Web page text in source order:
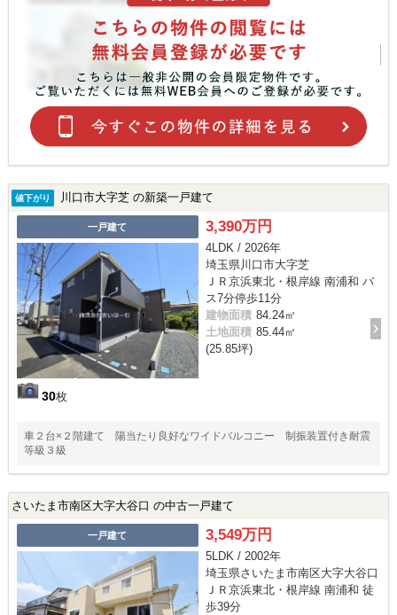
値下がり 川口市大字芝 の新築一戸建て
一戸建て
30枚
3,390万円
4LDK / 2026年
埼玉県川口市大字芝
ＪＲ京浜東北・根岸線 南浦和 バ
ス7分停歩11分
建物面積 84.24㎡
土地面積 85.44㎡
(25.85坪)
車２台×２階建て 陽当たり良好なワイドバルコニー 制振装置付き耐震
等級３級
さいたま市南区大字大谷口 の中古一戸建て
一戸建て 3,549万円
5LDK / 2002年
埼玉県さいたま市南区大字大谷口
ＪＲ京浜東北・根岸線 南浦和 徒
歩39分